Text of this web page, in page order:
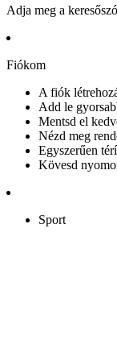
Adja meg a
Fiókom
A fiók
Add le
Mentsd el
Nézd meg
Egyszerűen
Kövesd
Sport